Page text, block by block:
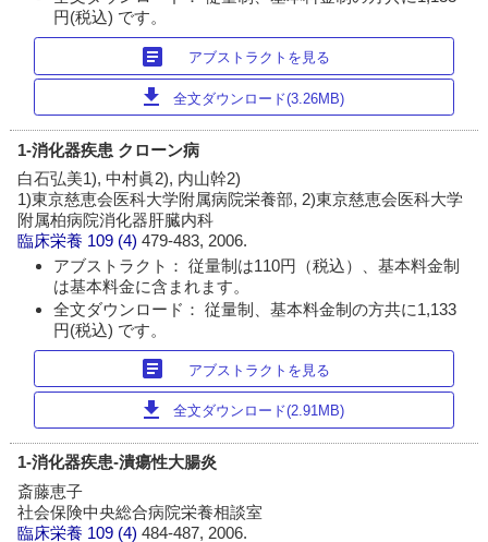
円(税込) です。
article アブストラクトを見る
download 全文ダウンロード(3.26MB)
1-消化器疾患 クローン病
白石弘美1), 中村眞2), 内山幹2)
1)東京慈恵会医科大学附属病院栄養部, 2)東京慈恵会医科大学
附属柏病院消化器肝臓内科
臨床栄養 109 (4)479-483, 2006.
アブストラクト： 従量制は110円（税込）、基本料金制
は基本料金に含まれます。
全文ダウンロード： 従量制、基本料金制の方共に1,133
円(税込) です。
article アブストラクトを見る
download 全文ダウンロード(2.91MB)
1-消化器疾患-潰瘍性大腸炎
斎藤恵子
社会保険中央総合病院栄養相談室
臨床栄養 109 (4)484-487, 2006.